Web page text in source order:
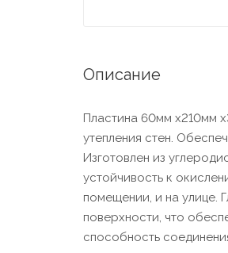
Описание
Пластина 60мм х210мм
утепления стен.
Изготовлен из
устойчивость к
помещении, и на улице.
поверхности, что
способность